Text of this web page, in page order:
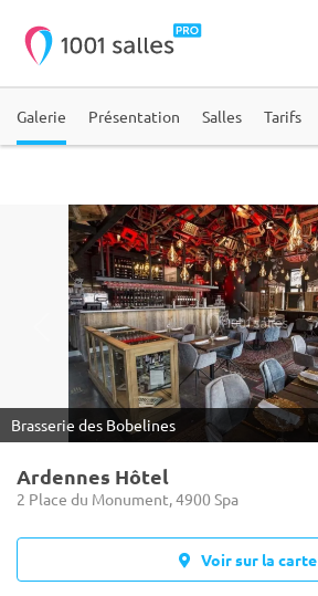
Galerie Présentation Salles Tarifs
Brasserie des Bobelines
Ardennes Hôtel
2 Place du Monument, 4900 Spa
Voir sur la carte